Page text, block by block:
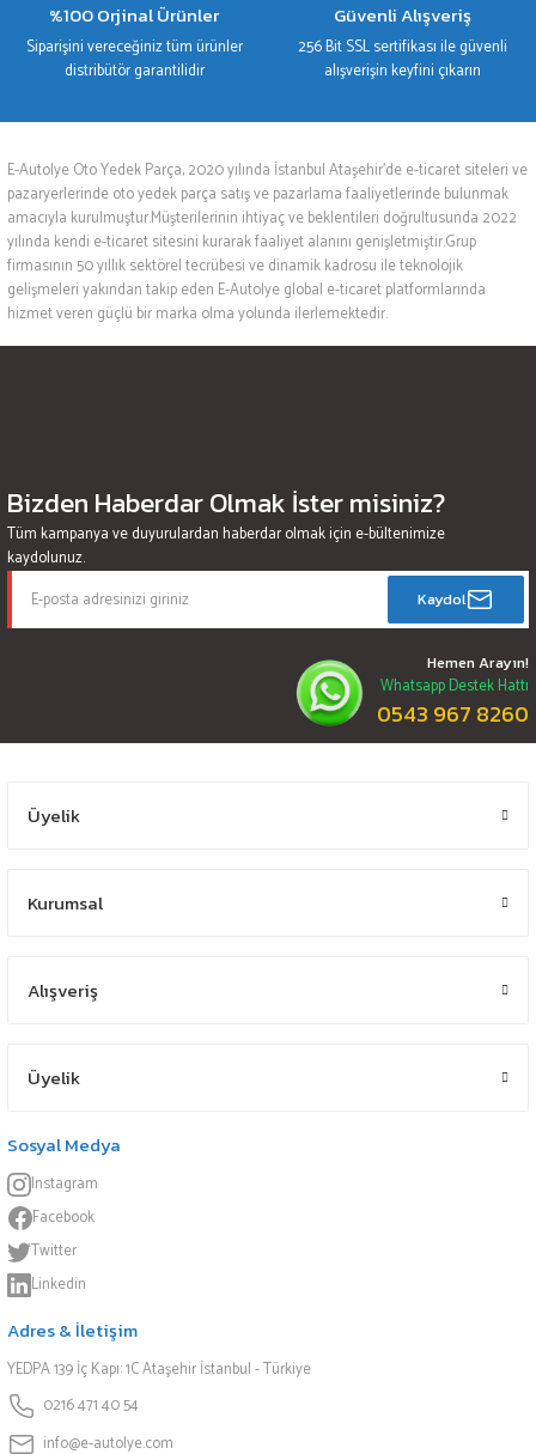
%100 Orjinal Ürünler
Siparişini vereceğiniz tüm ürünler
distribütör garantilidir
Güvenli Alışveriş
256 Bit SSL sertifikası ile güvenli
alışverişin keyfini çıkarın
E-Autolye Oto Yedek Parça, 2020 yılında İstanbul Ataşehir’de e-ticaret siteleri ve
pazaryerlerinde oto yedek parça satış ve pazarlama faaliyetlerinde bulunmak
amacıyla kurulmuştur.Müşterilerinin ihtiyaç ve beklentileri doğrultusunda 2022
yılında kendi e-ticaret sitesini kurarak faaliyet alanını genişletmiştir.Grup
firmasının 50 yıllık sektörel tecrübesi ve dinamik kadrosu ile teknolojik
gelişmeleri yakından takip eden E-Autolye global e-ticaret platformlarında
hizmet veren güçlü bir marka olma yolunda ilerlemektedir.
Bizden Haberdar Olmak İster misiniz?
Tüm kampanya ve duyurulardan haberdar olmak için e-bültenimize
kaydolunuz.
Kaydol
Hemen Arayın!
Whatsapp Destek Hattı
0543 967 8260
Üyelik
Kurumsal
Alışveriş
Üyelik
Sosyal Medya
Instagram
Facebook
Twitter
Linkedin
Adres & İletişim
YEDPA 139 İç Kapı: 1C Ataşehir İstanbul - Türkiye
0216 471 40 54
info@e-autolye.com